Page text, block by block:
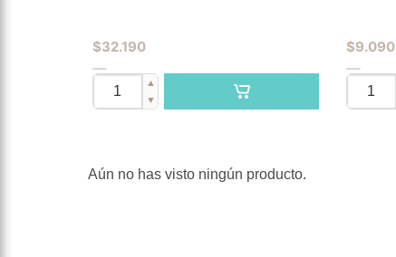
$32.190
▲
▼
$9.090
Aún no has visto ningún producto.